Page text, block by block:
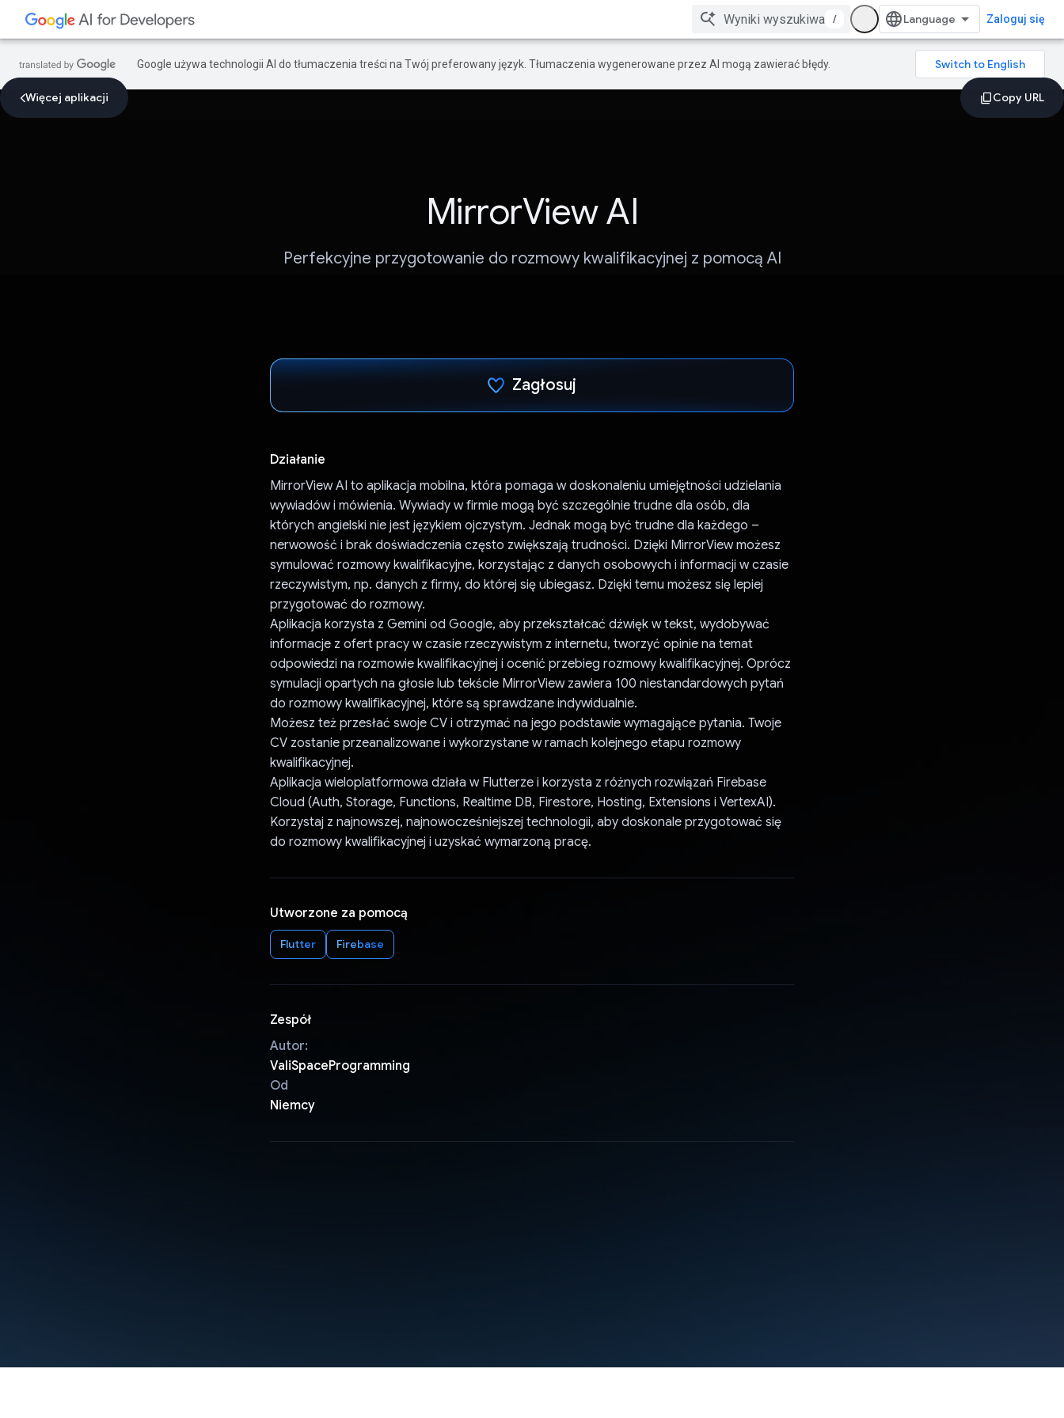
/ Zaloguj się
Google używa technologii AI do tłumaczenia treści na Twój preferowany język. Tłumaczenia wygenerowane przez AI mogą zawierać błędy.
Więcej aplikacji
MirrorView AI
Perfekcyjne przygotowanie do rozmowy kwalifikacyjnej z pomocą AI
Zagłosuj
Działanie
MirrorView AI to aplikacja mobilna, która pomaga w doskonaleniu umiejętności udzielania
wywiadów i mówienia. Wywiady w firmie mogą być szczególnie trudne dla osób, dla
których angielski nie jest językiem ojczystym. Jednak mogą być trudne dla każdego –
nerwowość i brak doświadczenia często zwiększają trudności. Dzięki MirrorView możesz
symulować rozmowy kwalifikacyjne, korzystając z danych osobowych i informacji w czasie
rzeczywistym, np. danych z firmy, do której się ubiegasz. Dzięki temu możesz się lepiej
przygotować do rozmowy.
Aplikacja korzysta z Gemini od Google, aby przekształcać dźwięk w tekst, wydobywać
informacje z ofert pracy w czasie rzeczywistym z internetu, tworzyć opinie na temat
odpowiedzi na rozmowie kwalifikacyjnej i ocenić przebieg rozmowy kwalifikacyjnej. Oprócz
symulacji opartych na głosie lub tekście MirrorView zawiera 100 niestandardowych pytań
do rozmowy kwalifikacyjnej, które są sprawdzane indywidualnie.
Możesz też przesłać swoje CV i otrzymać na jego podstawie wymagające pytania. Twoje
CV zostanie przeanalizowane i wykorzystane w ramach kolejnego etapu rozmowy
kwalifikacyjnej.
Aplikacja wieloplatformowa działa w Flutterze i korzysta z różnych rozwiązań Firebase
Cloud (Auth, Storage, Functions, Realtime DB, Firestore, Hosting, Extensions i VertexAI).
Korzystaj z najnowszej, najnowocześniejszej technologii, aby doskonale przygotować się
do rozmowy kwalifikacyjnej i uzyskać wymarzoną pracę.
Utworzone za pomocą
Flutter Firebase
Zespół
Autor:
ValiSpaceProgramming
Od
Niemcy